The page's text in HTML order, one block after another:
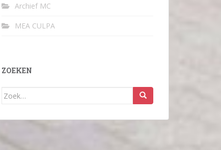
Archief MC
MEA CULPA
ZOEKEN
Zoek